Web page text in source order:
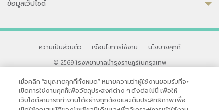
ข้อมูลเว็ปไซต์
ความเป็นส่วนตัว | เงื่อนไขการใช้งาน |
นโยบายคุกกี้
© 2569 โรงพยาบาลบำรุงราษฎร์ในกรุงเทพ
33 สุขุมวิท ซอย 3 เขตวัฒนา กรุงเทพ 10110 ประเทศไทย
หากท่านมีข้อคิดเห็นหรือปัญหาในการใช้เว็บไซต์ของเรา
เมื่อคลิก “อนุญาตคุกกี้ทั้งหมด” หมายความว่าผู้ใช้งานยอมรับที่จะ
เปิดการใช้งานคุกกี้เพื่อวัตถุประสงค์ต่าง ๆ ดังต่อไปนี้ เพื่อให้
เว็บไซต์สามารถทำงานได้อย่างถูกต้องและเต็มประสิทธิภาพ เพื่อ